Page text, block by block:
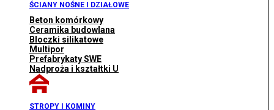
ŚCIANY NOŚNE I DZIAŁOWE
Beton komórkowy
Ceramika budowlana
Bloczki silikatowe
Multipor
Prefabrykaty SWE
Nadproża i kształtki U
STROPY I KOMINY